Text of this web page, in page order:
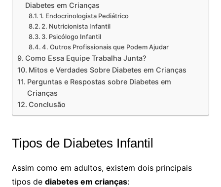
Diabetes em Crianças
1. Endocrinologista Pediátrico
2. Nutricionista Infantil
3. Psicólogo Infantil
4. Outros Profissionais que Podem Ajudar
Como Essa Equipe Trabalha Junta?
Mitos e Verdades Sobre Diabetes em Crianças
Perguntas e Respostas sobre Diabetes em
Crianças
Conclusão
Tipos de Diabetes Infantil
Assim como em adultos, existem dois principais
tipos de diabetes em crianças: